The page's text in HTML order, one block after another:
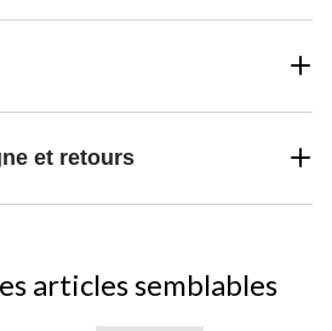
et retours
articles semblables